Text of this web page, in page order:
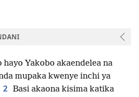
hayo Yakobo akaendelea na
mupaka kwenye inchi ya
2 Basi akaona kisima katika